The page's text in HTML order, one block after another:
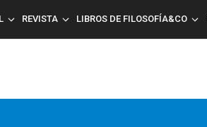
REVISTA LIBROS DE FILOSOFÍA&CO